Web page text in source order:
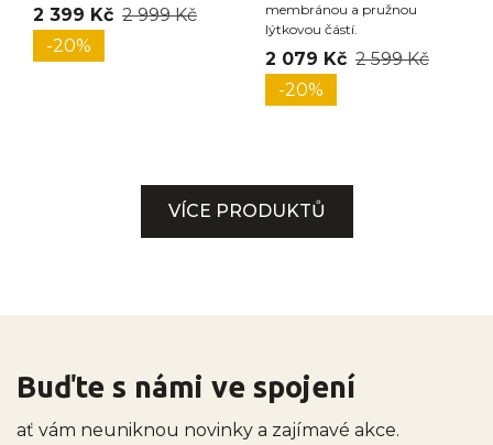
2 399 Kč 2 999 Kč
-20%
membránou a pružnou
lýtkovou částí.
2 079 Kč 2 599 Kč
-20%
VÍCE PRODUKTŮ
Buďte s námi ve spojení
ať vám neuniknou novinky a zajímavé akce.